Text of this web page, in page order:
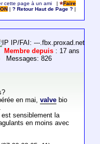
cette page à un ami |
Faire
|? Retour Haut de Page ?
IP/FAI: ---.fbx.proxad.net
Membre depuis : 17 ans
Messages: 826
en mai, valvebio
sensiblement la
en moins avec